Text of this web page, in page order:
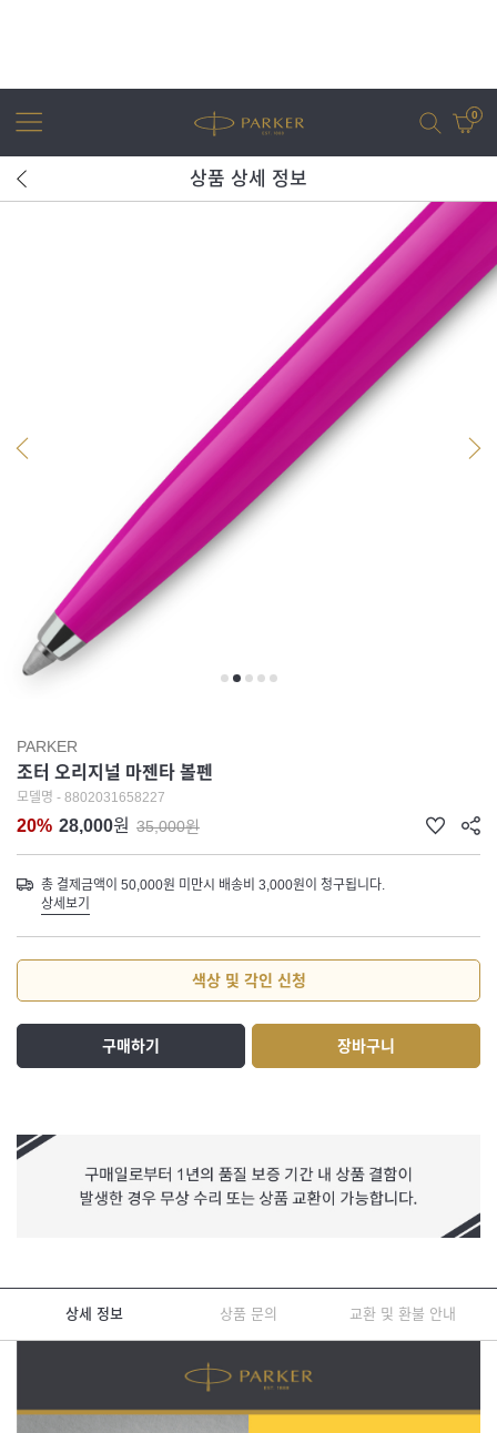
0
상품 상세 정보
PARKER
조터 오리지널 마젠타 볼펜
모델명 - 8802031658227
20% 28,000원 35,000원
총 결제금액이 50,000원 미만시 배송비 3,000원이 청구됩니다.
상세보기
색상 및 각인 신청
구매하기 장바구니
상세 정보 상품 문의 교환 및 환불 안내